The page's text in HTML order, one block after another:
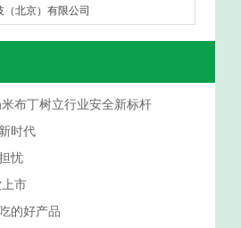
北京）有限公司
布丁树立行业安全新标杆
时代
忧
市
的好产品